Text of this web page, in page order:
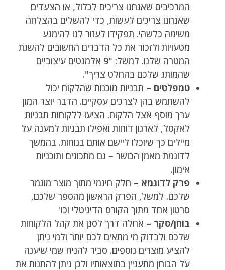
המרכיבים שאנחנו צריכים לכלול, או הצעדים
שאנחנו צריכים לעשות, כדי להשלים בהצלחה
משימה כלשהי. תפקידו לעזור לנו להימנע
מטעויות ולזכור את כל הדברים החשובים להשגת
המטרה שלנו. למשל: "9 אלמנטים עיצוביים
שהמותג שלכם בהחלט צריך".
טמפלטים – תבניות מוכנות שהלקוח יכול
להשתמש בהן לצרכים עסקיים. הדבר יוצר המון
ערך מוסף אצל הלקוח. הציעו ללקוחות תבניות
לאקסל, לארגון דוחות ואפילו תבניות למענה על
מיילים כך שיוכלו ליישם אותם בנוחות. בהמשך
לדוגמת מאמן הכושר – גם מתכונים ותוכניות
אימון.
פרק לדוגמא – חלק חינמי מתוך מוצר מוגמר
שלכם. למשל, הפרק הראשון מהספר שלכם,
סרטון אחד מתוך הקורס הדיגיטלי וכו'
בוחן/סקר – אחלה דרך לסנן את קהל הלקוחות
שלכם ולבדוק מי מתאים לכם יותר ולמי ניתן
להציע מוצרים נוספים. סביר להניח שמי שיענה
על הבוחן מתעניין בתוצאותיו ולכן ניתן להתנות את